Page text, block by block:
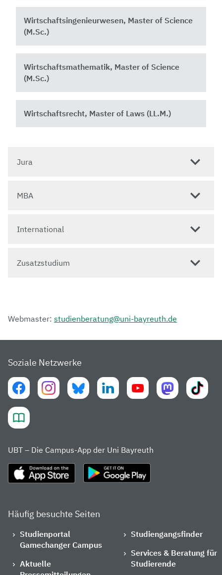
Wirtschaftsingenieurwesen, Master of Science
(M.Sc.)
Wirtschaftsmathematik, Master of Science
(M.Sc.)
Wirtschaftsrecht, Master of Laws (LL.M.)
Jura
MBA
International
Zusatzstudium
Webmaster: studienberatung@uni-bayreuth.de
Soziale Netzwerke
UBT – Die Campus-App der Uni Bayreuth
Häufig besuchte Seiten
Studienportal
Gamechanger Campus
Aktuelle
Studiengangsfinder
Services & Beratung für
Studierende